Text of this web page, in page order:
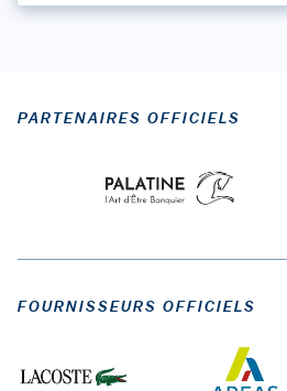
PARTENAIRES OFFICIELS
FOURNISSEURS OFFICIELS